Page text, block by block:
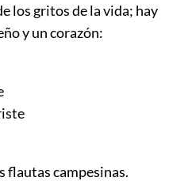
los gritos de la vida; hay
y un corazón:
flautas campesinas.